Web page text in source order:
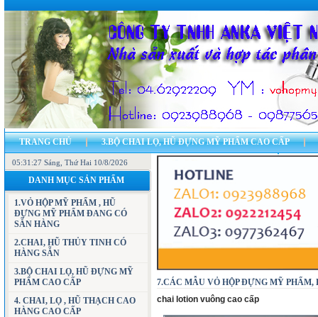
TRANG CHỦ 3.BỘ CHAI LỌ, HŨ ĐỰNG MỸ PHẨM CAO CẤP
7.CÁC MẪU VỎ HỘP ĐỰNG MỸ PHẨM, HŨ ĐỰNG MỸ PHẨM
23.BẢN ĐỒ - ĐỊA CHỈ CÔNG TY
05:31:28 Sáng , Thứ Hai 10/8/2026
DANH MỤC SẢN PHẨM
1.VỎ HỘP MỸ PHẨM , HŨ
ĐỰNG MỸ PHẨM ĐANG CÓ
SẴN HÀNG
2.CHAI, HŨ THỦY TINH CÓ
HÀNG SẴN
3.BỘ CHAI LỌ, HŨ ĐỰNG MỸ
PHẨM CAO CẤP
4. CHAI, LỌ , HŨ THẠCH CAO
HÀNG CAO CẤP
7.CÁC MẪU VỎ HỘP ĐỰNG MỸ PHẨM,
chai lotion vuông cao cấp